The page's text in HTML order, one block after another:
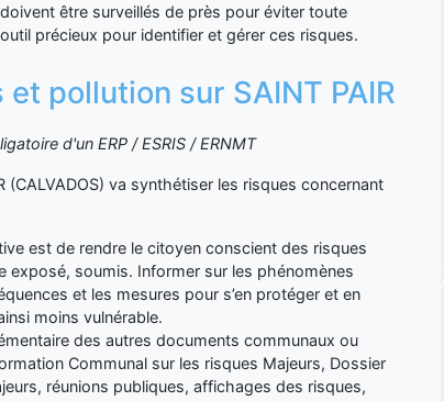
être surveillés de près pour éviter toute
précieux pour identifier et gérer ces risques.
pollution sur SAINT PAIR
d'un ERP / ESRIS / ERNMT
(CALVADOS) va synthétiser les risques concernant
est de rendre le citoyen conscient des risques
exposé, soumis. Informer sur les phénomènes
et les mesures pour s’en protéger et en
moins vulnérable.
des autres documents communaux ou
Communal sur les risques Majeurs, Dossier
réunions publiques, affichages des risques,